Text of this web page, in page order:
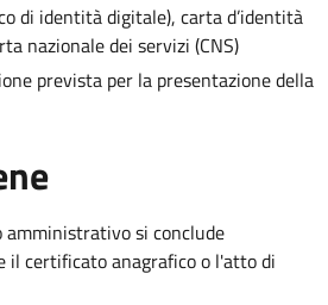
di identità digitale), carta d’identità
nazionale dei servizi (CNS)
prevista per la presentazione della
amministrativo si conclude
il certificato anagrafico o l'atto di